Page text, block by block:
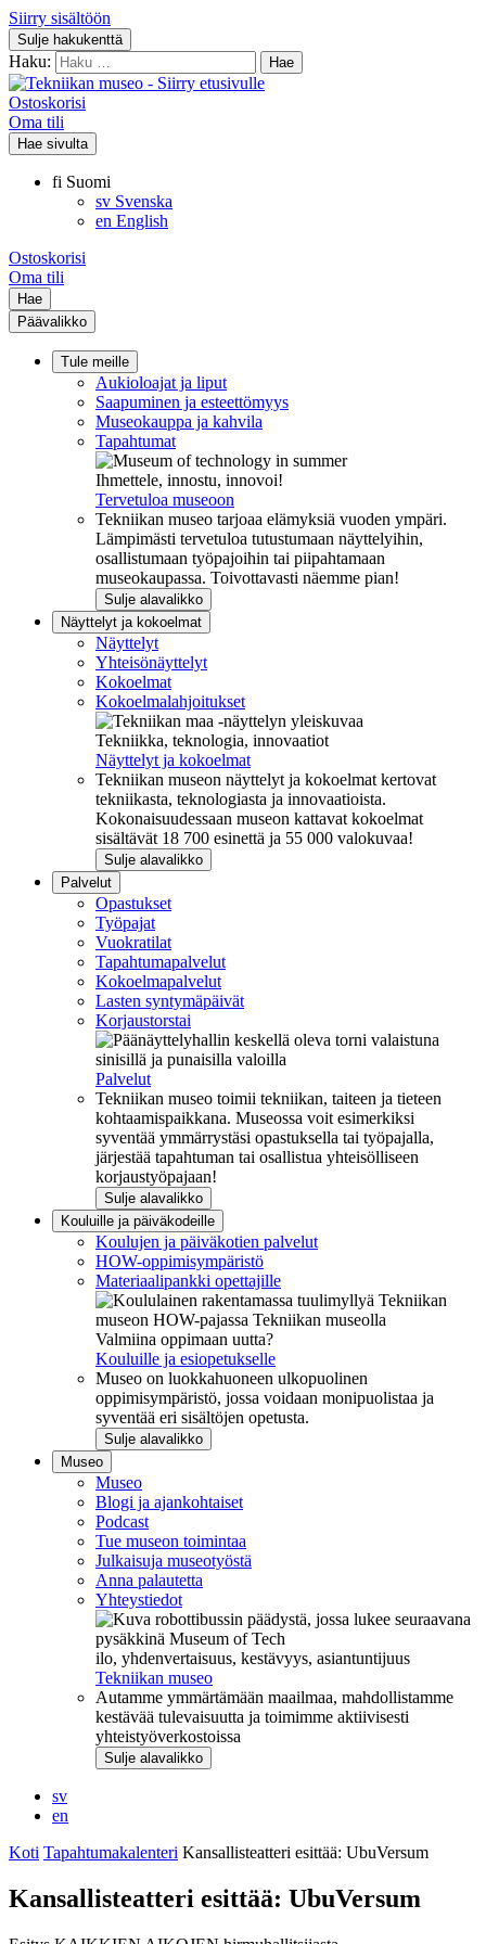
Siirry sisältöön
Sulje hakukenttä
Haku:
Ostoskorisi
Oma tili
Hae sivulta
fi Suomi
sv Svenska
en English
Ostoskorisi
Oma tili
Hae
Päävalikko
Tule meille
Aukioloajat ja liput
Saapuminen ja esteettömyys
Museokauppa ja kahvila
Tapahtumat
Ihmettele, innostu, innovoi!
Tervetuloa museoon
Tekniikan museo tarjoaa elämyksiä vuoden ympäri.
Lämpimästi tervetuloa tutustumaan näyttelyihin,
osallistumaan työpajoihin tai piipahtamaan
museokaupassa. Toivottavasti näemme pian!
Sulje alavalikko
Näyttelyt ja kokoelmat
Näyttelyt
Yhteisönäyttelyt
Kokoelmat
Kokoelmalahjoitukset
Tekniikka, teknologia, innovaatiot
Näyttelyt ja kokoelmat
Tekniikan museon näyttelyt ja kokoelmat kertovat
tekniikasta, teknologiasta ja innovaatioista.
Kokonaisuudessaan museon kattavat kokoelmat
sisältävät 18 700 esinettä ja 55 000 valokuvaa!
Sulje alavalikko
Palvelut
Opastukset
Työpajat
Vuokratilat
Tapahtumapalvelut
Kokoelmapalvelut
Lasten syntymäpäivät
Korjaustorstai
Palvelut
Tekniikan museo toimii tekniikan, taiteen ja tieteen
kohtaamispaikkana. Museossa voit esimerkiksi
syventää ymmärrystäsi opastuksella tai työpajalla,
järjestää tapahtuman tai osallistua yhteisölliseen
korjaustyöpajaan!
Sulje alavalikko
Kouluille ja päiväkodeille
Koulujen ja päiväkotien palvelut
HOW-oppimisympäristö
Materiaalipankki opettajille
Valmiina oppimaan uutta?
Kouluille ja esiopetukselle
Museo on luokkahuoneen ulkopuolinen
oppimisympäristö, jossa voidaan monipuolistaa ja
syventää eri sisältöjen opetusta.
Sulje alavalikko
Museo
Museo
Blogi ja ajankohtaiset
Podcast
Tue museon toimintaa
Julkaisuja museotyöstä
Anna palautetta
Yhteystiedot
ilo, yhdenvertaisuus, kestävyys, asiantuntijuus
Tekniikan museo
Autamme ymmärtämään maailmaa, mahdollistamme
kestävää tulevaisuutta ja toimimme aktiivisesti
yhteistyöverkostoissa
Sulje alavalikko
sv
en
Koti Tapahtumakalenteri Kansallisteatteri esittää: UbuVersum
Kansallisteatteri esittää: UbuVersum